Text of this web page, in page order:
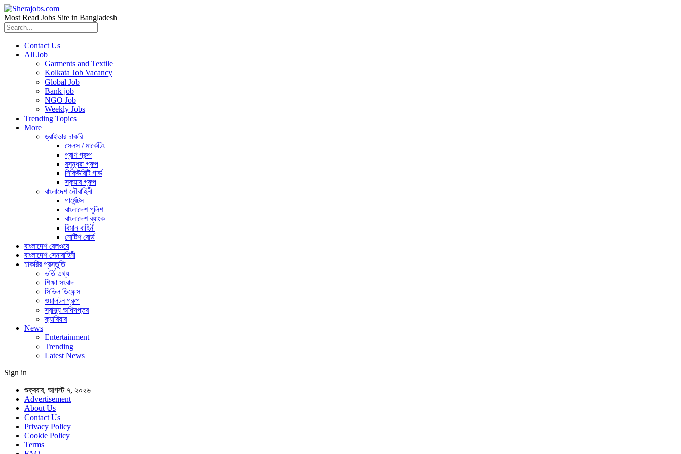
Most Read Jobs Site in Bangladesh
Contact Us
All Job
Garments and Textile
Kolkata Job Vacancy
Global Job
Bank job
NGO Job
Weekly Jobs
Trending Topics
More
ড্রাইভার চাকরি
সেলস / মার্কেটিং
প্রাণ গ্রুপ
বসুন্ধরা গ্রুপ
সিকিউরিটি গার্ড
স্কয়ার গ্রুপ
বাংলাদেশ নৌবাহিনী
গার্মেন্টস
বাংলাদেশ পুলিশ
বাংলাদেশ ব্যাংক
বিমান বাহিনী
নোটিশ বোর্ড
বাংলাদেশ রেলওয়ে
বাংলাদেশ সেনাবাহিনী
চাকরির প্রস্তুতি
ভর্তি তথ্য
শিক্ষা সংবাদ
সিভিল ডিফেন্স
ওয়ালটন গ্রুপ
স্বাস্থ্য অধিদপ্তর
ক্যারিয়ার
News
Entertainment
Trending
Latest News
Sign in
শুক্রবার, আগস্ট ৭, ২০২৬
Advertisement
About Us
Contact Us
Privacy Policy
Cookie Policy
Terms